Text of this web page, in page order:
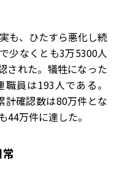
も、ひたすら悪化し続
少なくとも3万5300人
された。犠牲になった
員は193人である。
計確認数は80万件とな
44万件に達した。